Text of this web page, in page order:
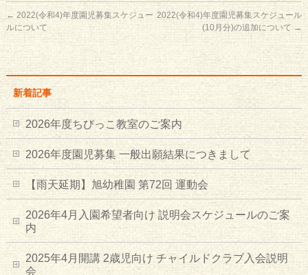
← 2022(令和4)年度園児募集スケジュー
ルについて
2022(令和4)年度園児募集スケジュール
(10月分)の追加について →
新着記事
2026年度ちびっこ教室のご案内
2026年度園児募集 一般出願結果につきまして
【雨天延期】旭幼稚園 第72回 運動会
2026年4月入園希望者向け 説明会スケジュールのご案
内
2025年4月開講 2歳児向け チャイルドクラブ入会説明
会